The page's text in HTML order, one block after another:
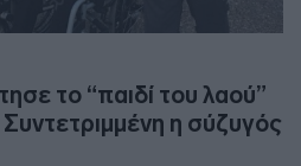
το “παιδί του λαού”
η σύζυγός